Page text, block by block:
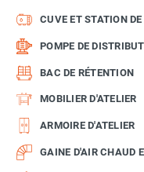
CUVE ET STATION
POMPE DE
BAC DE RÉTENTION
MOBILIER D'ATELIER
ARMOIRE D'ATELIER
GAINE D'AIR CHAUD